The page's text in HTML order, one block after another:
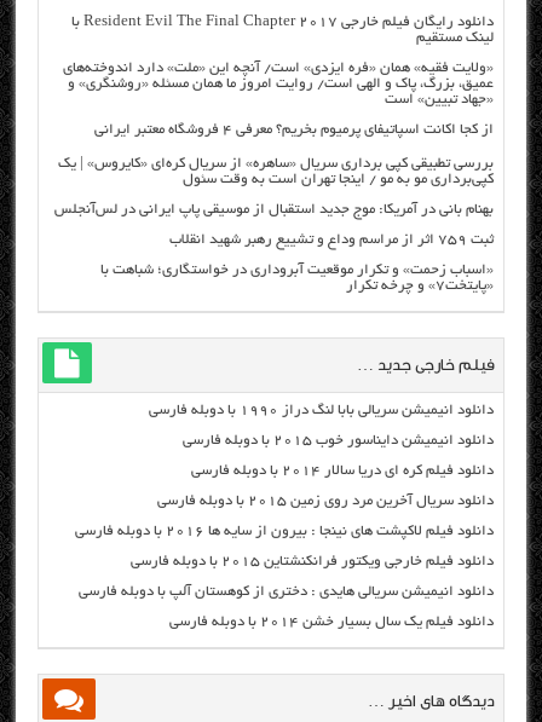
دانلود رایگان فیلم خارجی Resident Evil The Final Chapter 2017 با
لینک مستقیم
«ولایت فقیه» همان «فره ایزدی» است/ آنچه این «ملت» دارد اندوخته‌های
عمیق، بزرگ، پاک و الهی است/ روایت امروز ما همان مسئله «روشنگری» و
«جهاد تبیین» است
از کجا اکانت اسپاتیفای پرمیوم بخریم؟ معرفی ۴ فروشگاه معتبر ایرانی
بررسی تطبیقی کپی برداری سریال «ساهره» از سریال کره‌ای «کایروس» | یک
کپی‌برداری مو به مو / اینجا تهران است به وقت سئول
بهنام بانی در آمریکا: موج جدید استقبال از موسیقی پاپ ایرانی در لس‌آنجلس
ثبت ۷۵۹ اثر از مراسم وداع و تشییع رهبر شهید انقلاب
«اسباب زحمت» و تکرار موقعیت آبروداری در خواستگاری؛ شباهت با
«پایتخت۷» و چرخه تکرار
فیلم خارجی جدید …
دانلود انیمیشن سریالی بابا لنگ دراز ۱۹۹۰ با دوبله فارسی
دانلود انیمیشن دایناسور خوب ۲۰۱۵ با دوبله فارسی
دانلود فیلم کره ای دریا سالار ۲۰۱۴ با دوبله فارسی
دانلود سریال آخرین مرد روی زمین ۲۰۱۵ با دوبله فارسی
دانلود فیلم لاکپشت های نینجا : بیرون از سایه ها ۲۰۱۶ با دوبله فارسی
دانلود فیلم خارجی ویکتور فرانکنشتاین ۲۰۱۵ با دوبله فارسی
دانلود انیمیشن سریالی هایدی : دختری از کوهستان آلپ با دوبله فارسی
دانلود فیلم یک سال بسیار خشن ۲۰۱۴ با دوبله فارسی
دیدگاه های اخیر …